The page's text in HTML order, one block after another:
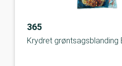
365
Krydret grøntsagsblanding